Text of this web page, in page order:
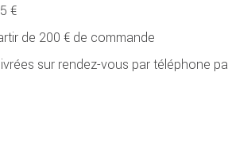
€
de 200 € de commande
sur rendez-vous par téléphone